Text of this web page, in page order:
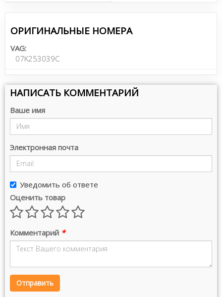
ОРИГИНАЛЬНЫЕ НОМЕРА
VAG:
07K253039C
НАПИСАТЬ КОММЕНТАРИЙ
Ваше имя
Электронная почта
Уведомить об ответе
Оценить товар
Комментарий *
Отправить